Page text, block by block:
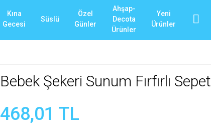
Kına
Gecesi
Süslü
Özel
Günler
Ahşap-
Decota
Ürünler
Yeni
Ürünler
Bebek Şekeri Sunum Fırfırlı Sepet
468,01 TL